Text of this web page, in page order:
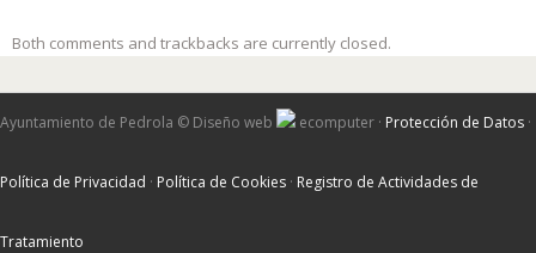
Both comments and trackbacks are currently closed.
Ayuntamiento de Pedrola © Diseño web ecomputer · Protección de Datos ·
Política de Privacidad · Política de Cookies · Registro de Actividades de
Tratamiento